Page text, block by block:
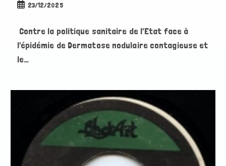
Publication
23/12/2025
Contre la politique sanitaire de l’Etat face à
l’épidémie de Dermatose nodulaire contagieuse et
le…